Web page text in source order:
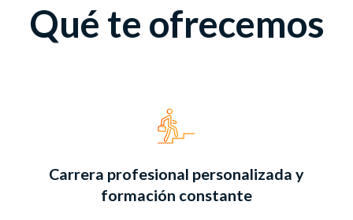
Qué te ofrecemos
Carrera profesional personalizada y
formación constante